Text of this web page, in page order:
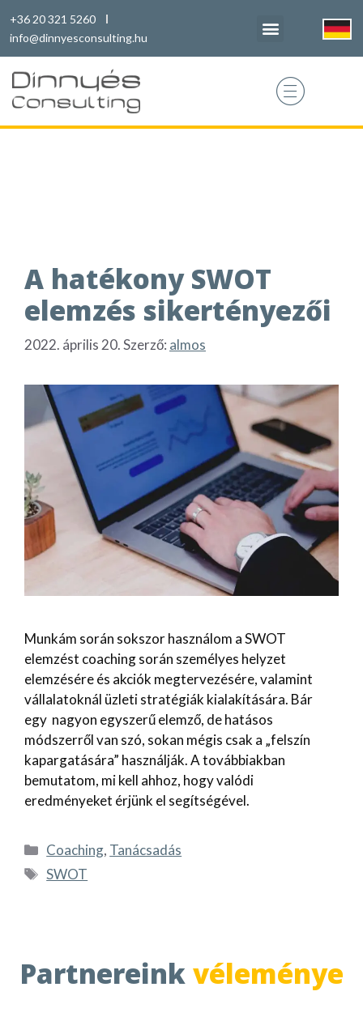
+36 20 321 5260
info@dinnyesconsulting.hu
A hatékony SWOT
elemzés sikertényezői
2022. április 20.Szerző: almos
Munkám során sokszor használom a SWOT
elemzést coaching során személyes helyzet
elemzésére és akciók megtervezésére, valamint
vállalatoknál üzleti stratégiák kialakítására. Bár
egy nagyon egyszerű elemző, de hatásos
módszerről van szó, sokan mégis csak a „felszín
kapargatására” használják. A továbbiakban
bemutatom, mi kell ahhoz, hogy valódi
eredményeket érjünk el segítségével.
Coaching, Tanácsadás
SWOT
Partnereink véleménye